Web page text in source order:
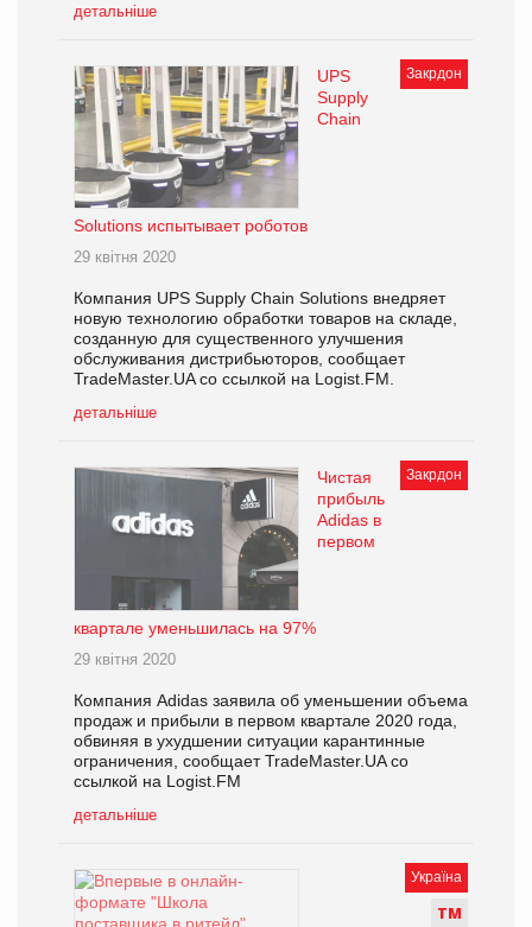
детальніше
Закрдон
UPS
Supply
Chain
Solutions испытывает роботов
29 квітня 2020
Компания UPS Supply Chain Solutions внедряет
новую технологию обработки товаров на складе,
созданную для существенного улучшения
обслуживания дистрибьюторов, сообщает
TradeMaster.UA со ссылкой на Logist.FM.
детальніше
Закрдон
Чистая
прибыль
Adidas в
первом
квартале уменьшилась на 97%
29 квітня 2020
Компания Adidas заявила об уменьшении объема
продаж и прибыли в первом квартале 2020 года,
обвиняя в ухудшении ситуации карантинные
ограничения, сообщает TradeMaster.UA со
ссылкой на Logist.FM
детальніше
Україна
ТМ